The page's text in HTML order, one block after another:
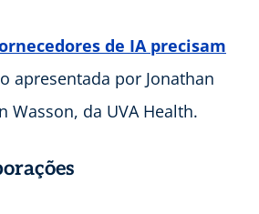
de IA precisam
apresentada por Jonathan
Wasson, da UVA Health.